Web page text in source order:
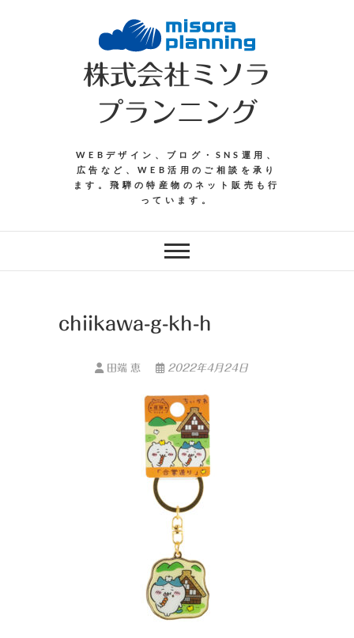
株式会社ミソラ
プランニング
WEBデザイン、ブログ・SNS運用、
広告など、WEB活用のご相談を承り
ます。飛騨の特産物のネット販売も行
っています。
chiikawa-g-kh-h
田端 恵 2022年4月24日